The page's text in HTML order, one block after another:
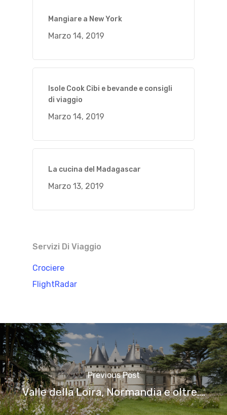
Mangiare a New York
Marzo 14, 2019
Isole Cook Cibi e bevande e consigli
di viaggio
Marzo 14, 2019
La cucina del Madagascar
Marzo 13, 2019
Servizi Di Viaggio
Crociere
FlightRadar
Previous Post
Valle della Loira, Normandia e oltre....